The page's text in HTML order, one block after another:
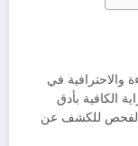
والاحترافية في
الكافية بأدق
والفحص للكشف عن